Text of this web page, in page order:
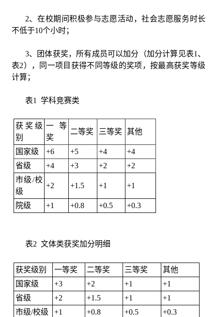
2、在校期间积极参与志愿活动，社会志愿服务时长
不低于10个小时；
3、团体获奖，所有成员可以加分（加分计算见表1、
表2），同一项目获得不同等级的奖项，按最高获奖等级
计算；
表1 学科竞赛类
获奖级
别
一等
奖
二等奖 三等奖 其他
国家级 +6 +5 +4
+4
省级
+4 +3 +2
+2
市级/校
级
+2 +1.5 +1 +1
院级 +1 +0.8 +0.5 +0.3
表2 文体类获奖加分明细
获奖级别 一等奖 二等奖 三等奖
其他
国家级
+3 +2 +1
+1
省级
+2 +1.5 +1
+1
市级/校级
+1 +0.8 +0.5
+0.3